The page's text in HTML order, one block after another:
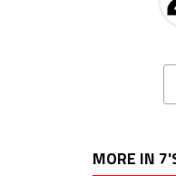
MORE IN